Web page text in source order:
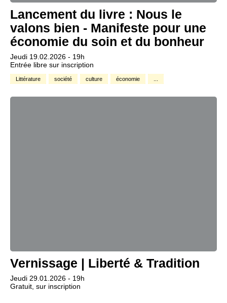
Lancement du livre : Nous le
valons bien - Manifeste pour une
économie du soin et du bonheur
Jeudi 19.02.2026 - 19h
Entrée libre sur inscription
Littérature société culture économie
Vernissage | Liberté & Tradition
Jeudi 29.01.2026 - 19h
Gratuit, sur inscription